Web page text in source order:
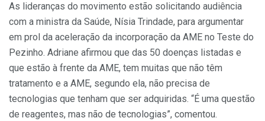
As lideranças do movimento estão solicitando audiência
com a ministra da Saúde, Nísia Trindade, para argumentar
em prol da aceleração da incorporação da AME no Teste do
Pezinho. Adriane afirmou que das 50 doenças listadas e
que estão à frente da AME, tem muitas que não têm
tratamento e a AME, segundo ela, não precisa de
tecnologias que tenham que ser adquiridas. “É uma questão
de reagentes, mas não de tecnologias”, comentou.